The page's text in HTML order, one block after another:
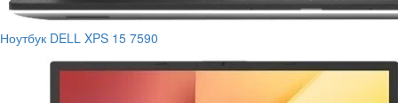
Ноутбук DELL XPS 15 7590